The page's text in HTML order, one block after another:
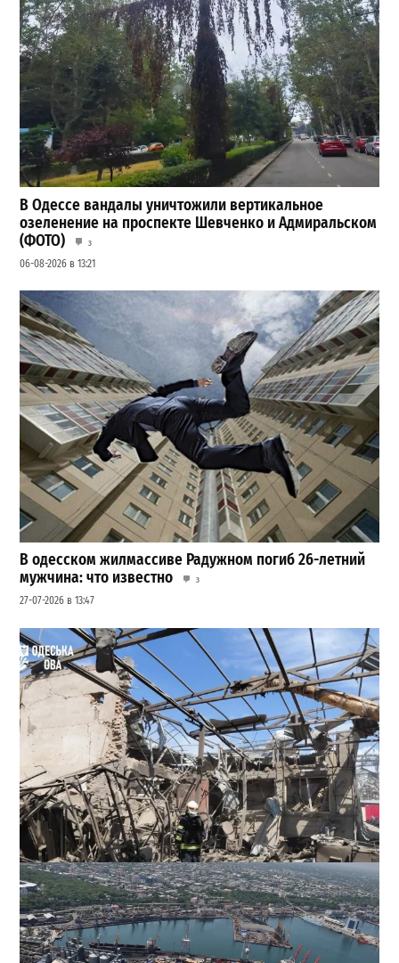
В Одессе вандалы уничтожили вертикальное
озеленение на проспекте Шевченко и Адмиральском
(ФОТО)
3
06-08-2026 в 13:21
В одесском жилмассиве Радужном погиб 26-летний
мужчина: что известно
3
27-07-2026 в 13:47
В Одессе выросло число пострадавших после атаки
реактивных дронов (фото)
24-07-2026 в 14:29